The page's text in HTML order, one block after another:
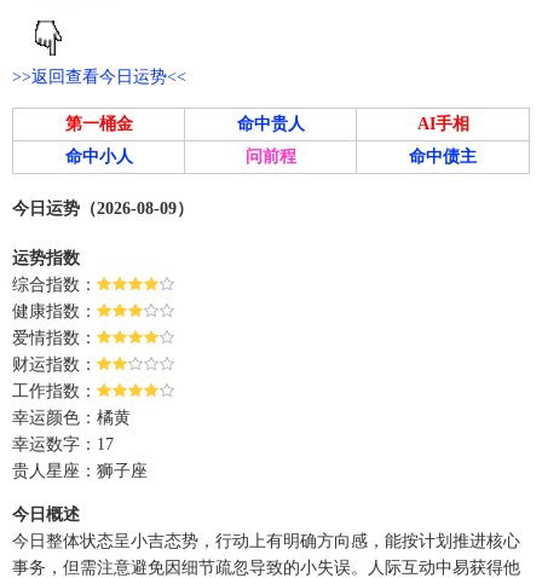
>>返回查看今日运势<<
第一桶金 命中贵人
AI手相
命中小人
问前程 命中债主
今日运势（2026-08-09）
运势指数
综合指数：
健康指数：
爱情指数：
财运指数：
工作指数：
幸运颜色：橘黄
幸运数字：17
贵人星座：狮子座
今日概述
今日整体状态呈小吉态势，行动上有明确方向感，能按计划推进核心
事务，但需注意避免因细节疏忽导致的小失误。人际互动中易获得他